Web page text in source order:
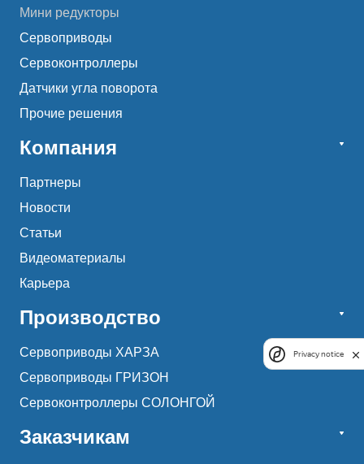
Мини редукторы
Сервоприводы
Сервоконтроллеры
Датчики угла поворота
Прочие решения
Компания
Партнеры
Новости
Статьи
Видеоматериалы
Карьера
Производство
Сервоприводы ХАРЗА
Сервоприводы ГРИЗОН
Сервоконтроллеры СОЛОНГОЙ
Заказчикам
Privacy notice